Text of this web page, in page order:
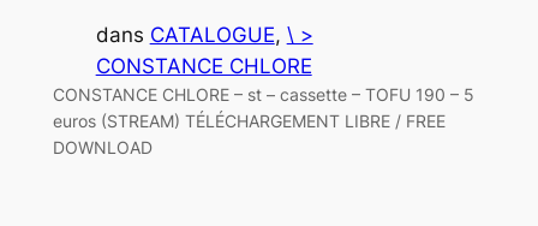
dans CATALOGUE, \ >
CONSTANCE CHLORE
CONSTANCE CHLORE – st – cassette – TOFU 190 – 5
euros (STREAM) TÉLÉCHARGEMENT LIBRE / FREE
DOWNLOAD